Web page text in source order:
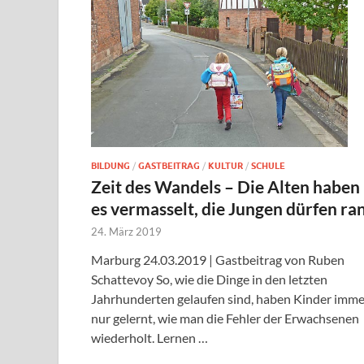
BILDUNG / GASTBEITRAG / KULTUR / SCHULE
Zeit des Wandels – Die Alten haben
es vermasselt, die Jungen dürfen
24. März 2019
Marburg 24.03.2019 | Gastbeitrag von Ruben
Schattevoy So, wie die Dinge in den letzten
Jahrhunderten gelaufen sind, haben Kinder
nur gelernt, wie man die Fehler der Erwachsenen
wiederholt. Lernen …